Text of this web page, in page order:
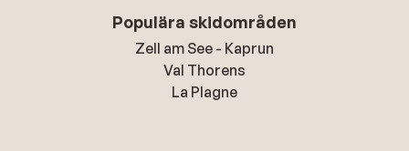
Populära skidområden
Zell am See - Kaprun
Val Thorens
La Plagne